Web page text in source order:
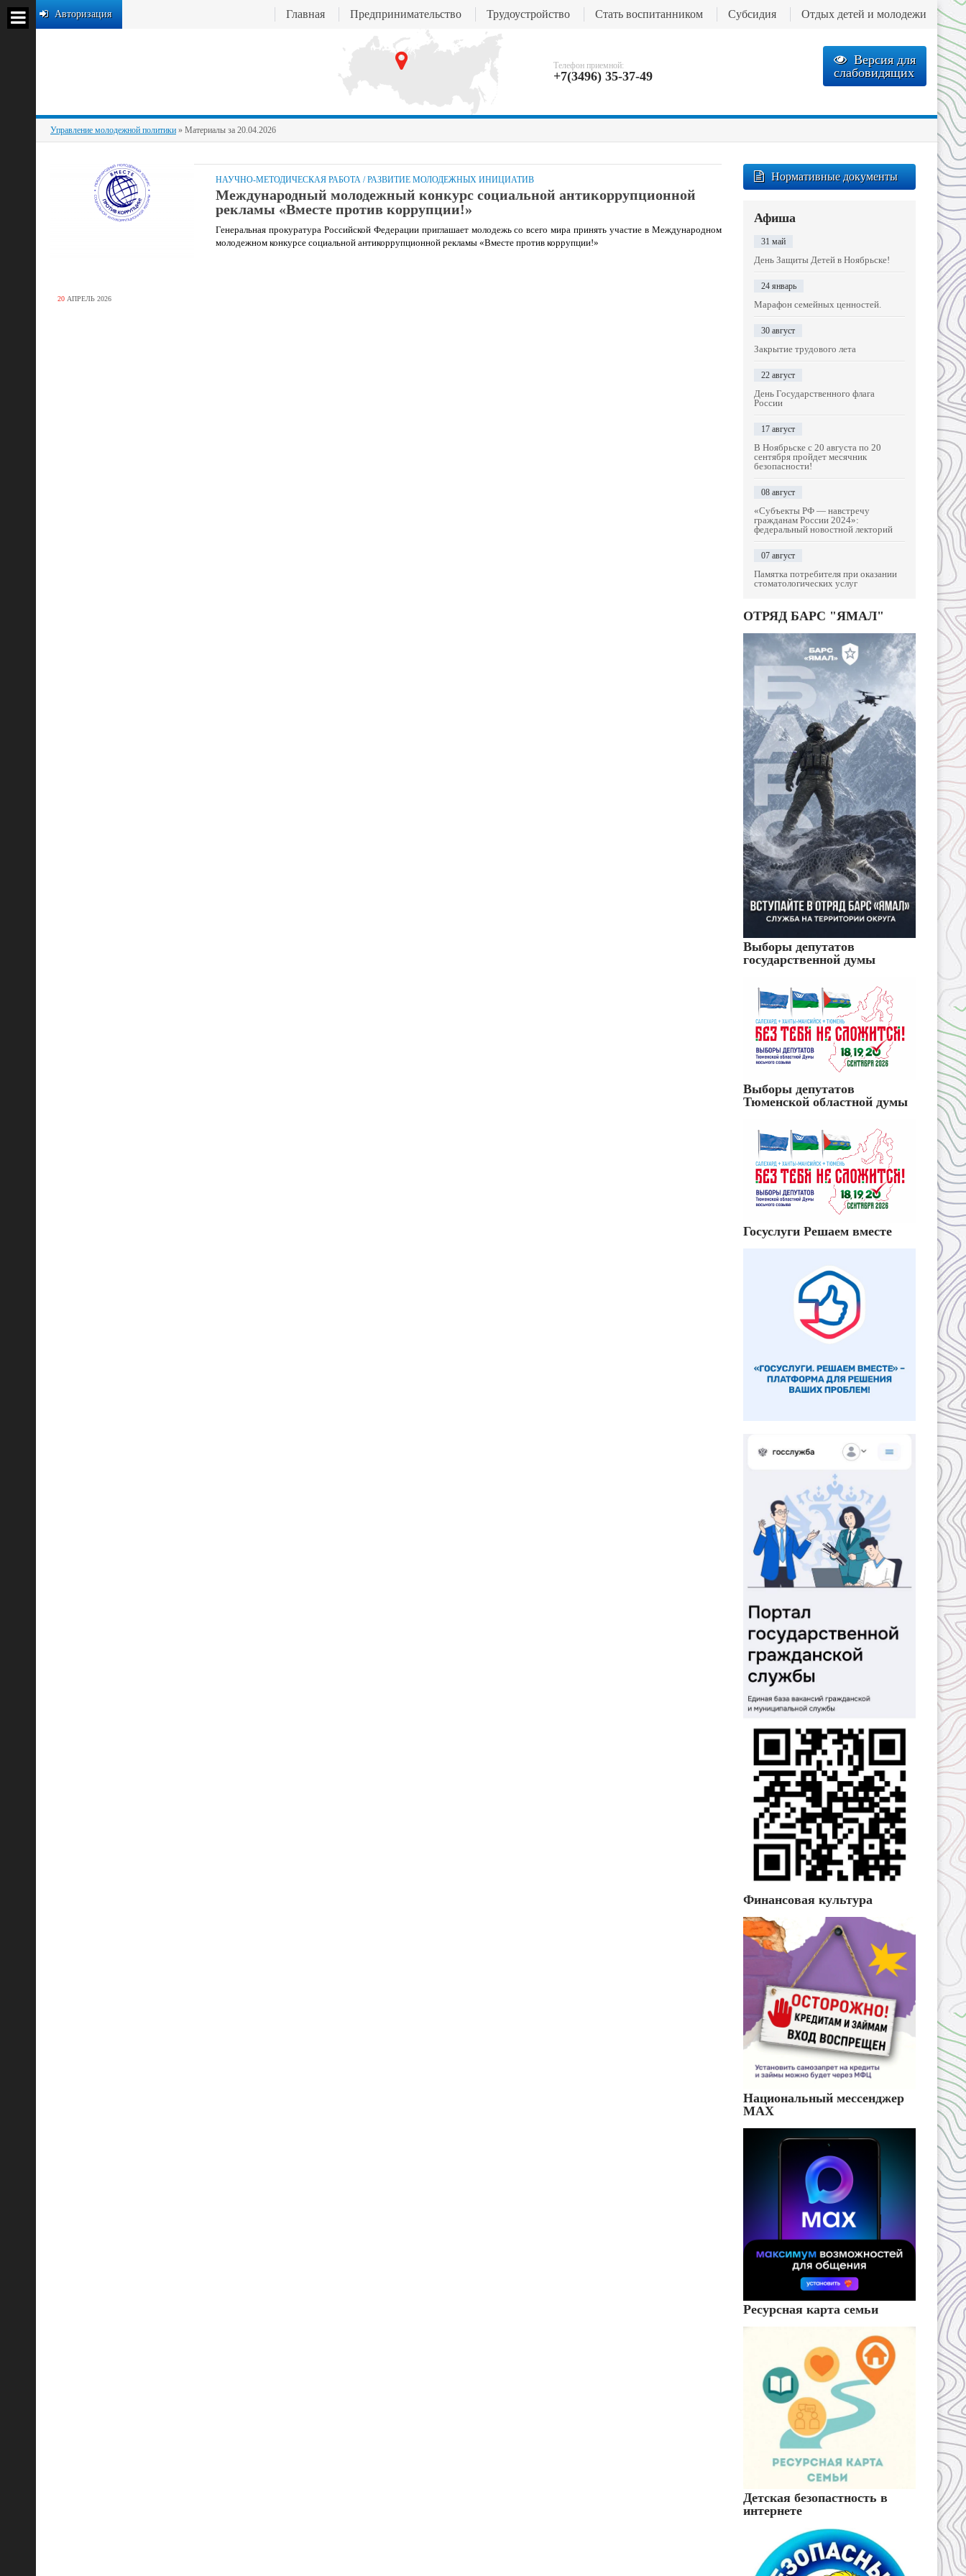
Телефон приемной:
+7(3496) 35-37-49
Версия для
слабовидящих
Авторизация Главная Предпринимательство Трудоустройство Стать воспитанником Субсидия Отдых детей и молодежи
Управление молодежной политики » Материалы за 20.04.2026
20 АПРЕЛЬ 2026
НАУЧНО-МЕТОДИЧЕСКАЯ РАБОТА /РАЗВИТИЕ МОЛОДЕЖНЫХ ИНИЦИАТИВ
Международный молодежный конкурс социальной антикоррупционной
рекламы «Вместе против коррупции!»
Генеральная прокуратура Российской Федерации приглашает молодежь со всего мира принять участие в Международном
молодежном конкурсе социальной антикоррупционной рекламы «Вместе против коррупции!»
Нормативные документы
Афиша
31 май
День Защиты Детей в Ноябрьске!
24 январь
Марафон семейных ценностей.
30 август
Закрытие трудового лета
22 август
День Государственного флага
России
17 август
В Ноябрьске с 20 августа по 20
сентября пройдет месячник
безопасности!
08 август
«Субъекты РФ — навстречу
гражданам России 2024»:
федеральный новостной лекторий
07 август
Памятка потребителя при оказании
стоматологических услуг
ОТРЯД БАРС "ЯМАЛ"
Выборы депутатов
государственной думы
Выборы депутатов
Тюменской областной думы
Госуслуги Решаем вместе
Финансовая культура
Национальный мессенджер
MAX
Ресурсная карта семьи
Детская безопастность в
интернете